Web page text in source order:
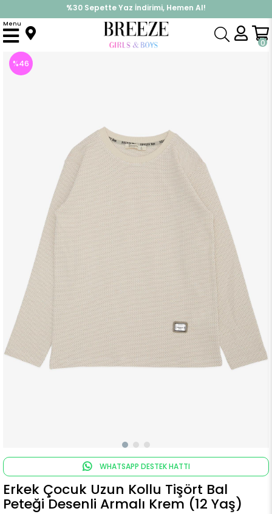
%30 Sepette Yaz İndirimi, Hemen Al!
İndirimlere ek %10 İndirimi Kap, Hemen Üye Ol!
0
Menu
Anasayfa Üst Giyim Uzun Kollu Tişört Erkek Çocuk Uzun Kollu Tişört Bal Peteği Desenli Armalı Krem (12 Yaş)
%46
WHATSAPP DESTEK HATTI
Erkek Çocuk Uzun Kollu Tişört Bal
Peteği Desenli Armalı Krem (12 Yaş)